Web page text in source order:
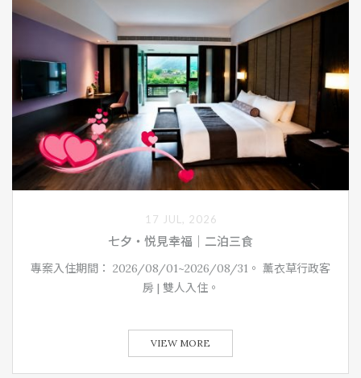
七夕‧悦見幸福｜二泊三食
專案入住期間： 2026/08/01~2026/08/31。 薰衣草行政客
房 | 雙人入住。
17 JUL, 2026
VIEW MORE